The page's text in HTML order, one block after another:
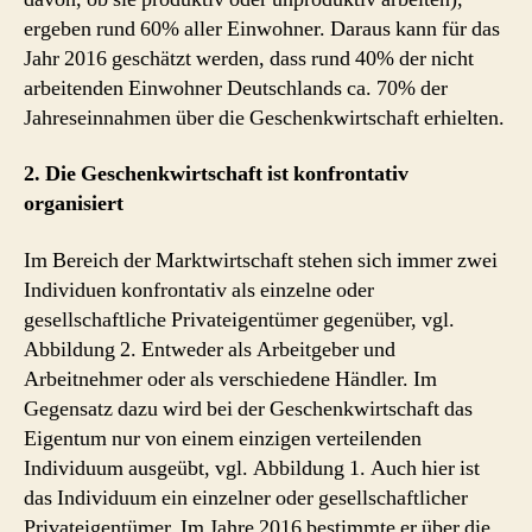
ergeben rund 60% aller Einwohner. Daraus kann für das
Jahr 2016 geschätzt werden, dass rund 40% der nicht
arbeitenden Einwohner Deutschlands ca. 70% der
Jahreseinnahmen über die Geschenkwirtschaft erhielten.
2. Die Geschenkwirtschaft ist konfrontativ
organisiert
Im Bereich der Marktwirtschaft stehen sich immer zwei
Individuen konfrontativ als einzelne oder
gesellschaftliche Privateigentümer gegenüber, vgl.
Abbildung 2. Entweder als Arbeitgeber und
Arbeitnehmer oder als verschiedene Händler. Im
Gegensatz dazu wird bei der Geschenkwirtschaft das
Eigentum nur von einem einzigen verteilenden
Individuum ausgeübt, vgl. Abbildung 1. Auch hier ist
das Individuum ein einzelner oder gesellschaftlicher